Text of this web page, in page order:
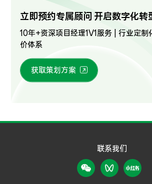
立即预约专属顾问 开启数字化转
10年+资深项目经理1V1服务 | 行业定制
价体系
获取策划方案
联系我们